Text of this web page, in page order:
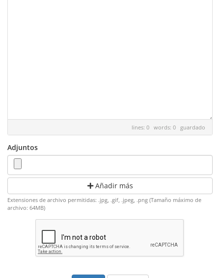
lines: 0 words: 0 guardado
Adjuntos
Añadir más
Extensiones de archivo permitidas: .jpg, .gif, .jpeg, .png (Tamaño máximo de
archivo: 64MB)